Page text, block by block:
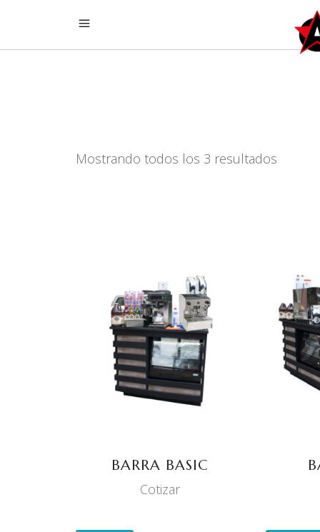
Mostrando todos los 3 resultados
LEER MÁS
BARRA BASIC
Cotizar